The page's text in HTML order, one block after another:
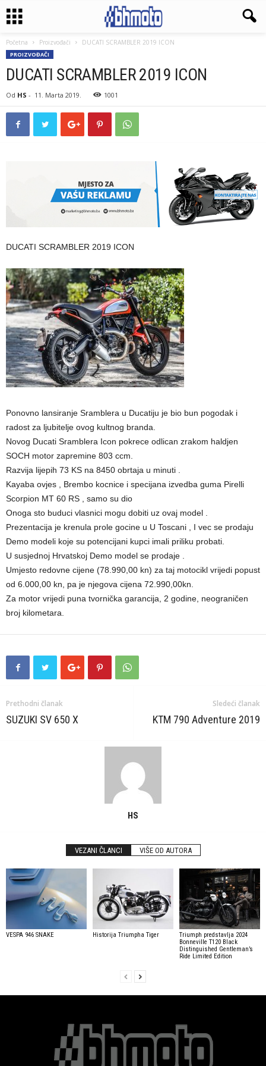
Početna Proizvođači DUCATI SCRAMBLER 2019 ICON
PROIZVOĐAČI
DUCATI SCRAMBLER 2019 ICON
Od HS - 11. Marta 2019. 1001
DUCATI SCRAMBLER 2019 ICON
Ponovno lansiranje Sramblera u Ducatiju je bio bun pogodak i
radost za ljubitelje ovog kultnog branda.
Novog Ducati Sramblera Icon pokrece odlican zrakom haldjen
SOCH motor zapremine 803 ccm.
Razvija lijepih 73 KS na 8450 obrtaja u minuti .
Kayaba ovjes , Brembo kocnice i specijana izvedba guma Pirelli
Scorpion MT 60 RS , samo su dio
Onoga sto buduci vlasnici mogu dobiti uz ovaj model .
Prezentacija je krenula prole gocine u U Toscani , I vec se prodaju
Demo modeli koje su potencijani kupci imali priliku probati.
U susjednoj Hrvatskoj Demo model se prodaje .
Umjesto redovne cijene (78.990,00 kn) za taj motocikl vrijedi popust
od 6.000,00 kn, pa je njegova cijena 72.990,00kn.
Za motor vrijedi puna tvornička garancija, 2 godine, neograničen
broj kilometara.
Prethodni članak
SUZUKI SV 650 X
Sledeći članak
KTM 790 Adventure 2019
HS
VEZANI ČLANCI VIŠE OD AUTORA
VESPA 946 SNAKE Historija Triumpha Tiger
Triumph predstavlja 2024
Bonneville T120 Black
Distinguished Gentleman’s
Ride Limited Edition